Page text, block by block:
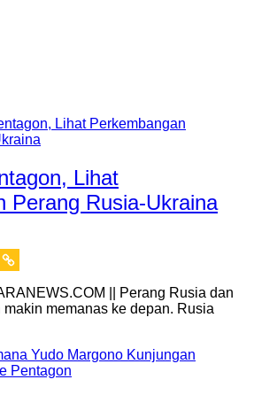
Lihat
Perang Rusia-Ukraina
|| Perang Rusia dan
memanas ke depan. Rusia